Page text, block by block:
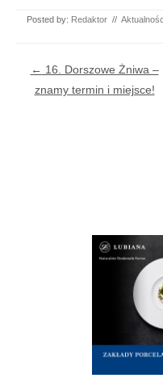
Posted by: Redaktor //
Post navigation
← 16. Dorszowe Żniwa –
znamy termin i miejsce!